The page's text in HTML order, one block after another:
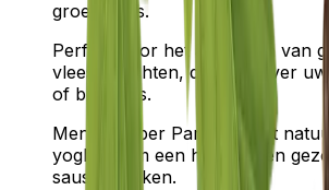
groenten is.
Perfect voor het aanvullen van
vleesgerechten, druppel over
of broodjes.
Meng Pepper Paradise met
yoghurt om een heerlijke en
saus te maken.